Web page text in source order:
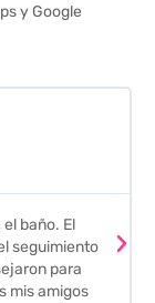
y Google
baño. El
seguimiento
para
mis amigos